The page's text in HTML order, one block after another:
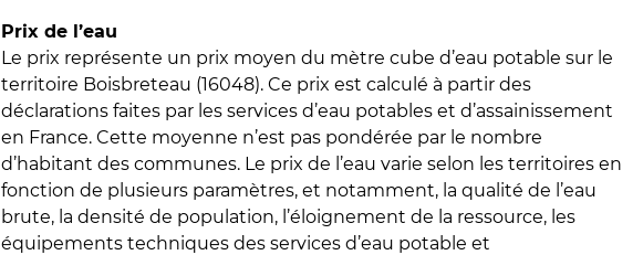
Prix de l’eau
Le prix représente un prix moyen du mètre cube d’eau potable sur le
territoire Boisbreteau (16048). Ce prix est calculé à partir des
déclarations faites par les services d’eau potables et d’assainissement
en France. Cette moyenne n’est pas pondérée par le nombre
d’habitant des communes. Le prix de l’eau varie selon les territoires en
fonction de plusieurs paramètres, et notamment, la qualité de l’eau
brute, la densité de population, l’éloignement de la ressource, les
équipements techniques des services d’eau potable et